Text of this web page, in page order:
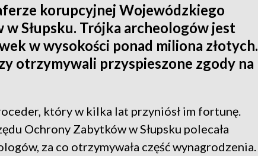
korupcyjnej Wojewódzkiego
Słupsku. Trójka archeologów jest
w wysokości ponad miliona złotych.
otrzymywali przyspieszone zgody na
który w kilka lat przyniósł im fortunę.
Ochrony Zabytków w Słupsku polecała
za co otrzymywała część wynagrodzenia.